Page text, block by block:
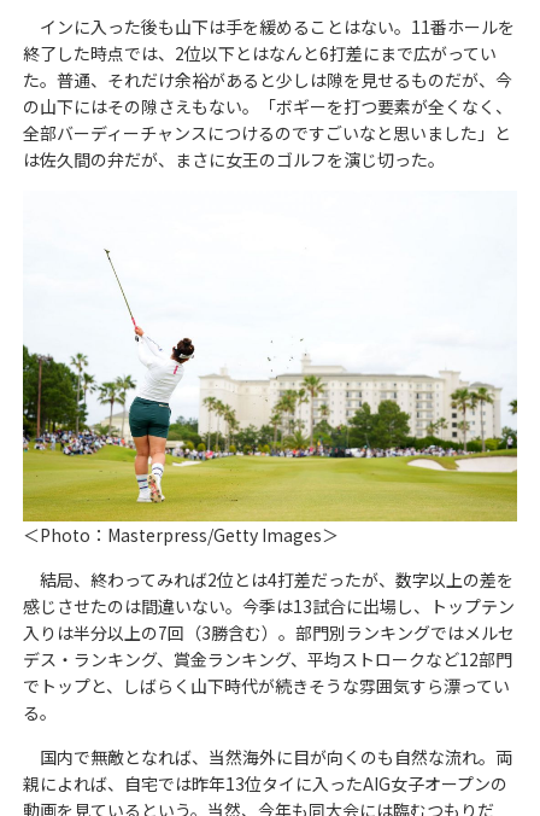
インに入った後も山下は手を緩めることはない。11番ホールを
終了した時点では、2位以下とはなんと6打差にまで広がってい
た。普通、それだけ余裕があると少しは隙を見せるものだが、今
の山下にはその隙さえもない。「ボギーを打つ要素が全くなく、
全部バーディーチャンスにつけるのですごいなと思いました」と
は佐久間の弁だが、まさに女王のゴルフを演じ切った。
＜Photo：Masterpress/Getty Images＞
結局、終わってみれば2位とは4打差だったが、数字以上の差を
感じさせたのは間違いない。今季は13試合に出場し、トップテン
入りは半分以上の7回（3勝含む）。部門別ランキングではメルセ
デス・ランキング、賞金ランキング、平均ストロークなど12部門
でトップと、しばらく山下時代が続きそうな雰囲気すら漂ってい
る。
国内で無敵となれば、当然海外に目が向くのも自然な流れ。両
親によれば、自宅では昨年13位タイに入ったAIG女子オープンの
動画を見ているという。当然、今年も同大会には臨むつもりだ